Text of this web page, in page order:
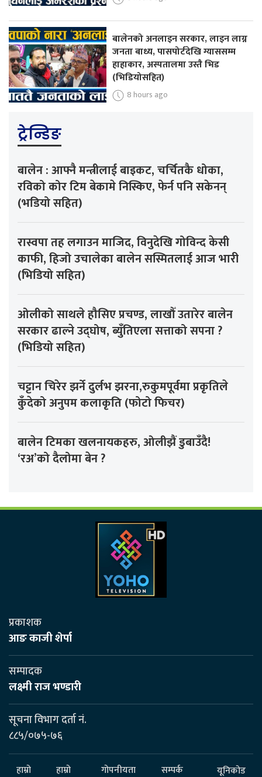
बालेनको अनलाइन सरकार, लाइन लाग्न
जनता बाध्य, पासपोर्टदेखि ग्याससम्म
हाहाकार, अस्पतालमा उस्तै भिड
(भिडियोसहित)
8 hours ago
ट्रेन्डिङ
बालेन : आफ्नै मन्त्रीलाई बाइकट, चर्चितकै धोका,
रविको कोर टिम बेकामे निस्किए, फेर्न पनि सकेनन्
(भडियो सहित)
रास्वपा तह लगाउन माजिद, विनुदेखि गोविन्द केसी
काफी, हिजो उचालेका बालेन सस्मितलाई आज भारी
(भिडियो सहित)
ओलीको साथले हौसिए प्रचण्ड, लाखौँ उतारेर बालेन
सरकार ढाल्ने उद्घोष, ब्युँतिएला सत्ताको सपना ?
(भिडियो सहित)
चट्टान चिरेर झर्ने दुर्लभ झरना,रुकुमपूर्वमा प्रकृतिले
कुँदेको अनुपम कलाकृति (फोटो फिचर)
बालेन टिमका खलनायकहरु, ओलीझैं डुबाउँदै!
‘रअ’को दैलोमा बेन ?
प्रकाशक
आङ काजी शेर्पा
सम्पादक
लक्ष्मी राज भण्डारी
सूचना विभाग दर्ता नं.
८८५/०७५-७६
हाम्रो
हाम्रो
गोपनीयता
सम्पर्क
यूनिकोड